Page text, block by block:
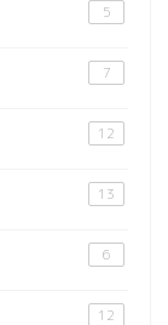
5
7
12
13
6
12